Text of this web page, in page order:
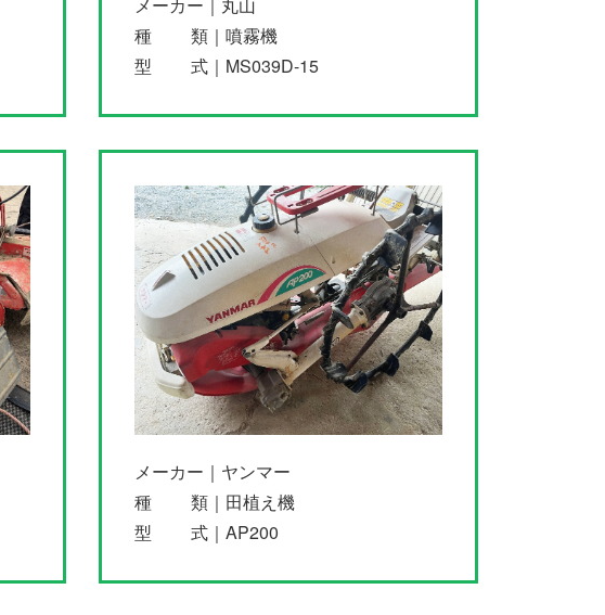
種 類｜噴霧機
型 式｜MS039D-15
メーカー｜ヤンマー
種 類｜田植え機
型 式｜AP200